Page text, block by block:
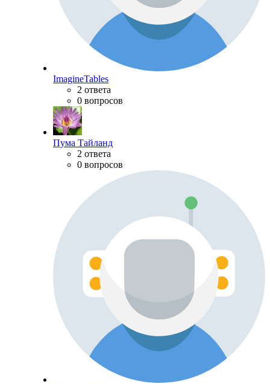
ImagineTables
2 ответа
0 вопросов
Пума Тайланд
2 ответа
0 вопросов